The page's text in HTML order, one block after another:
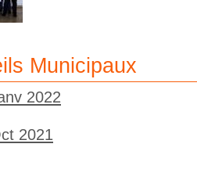
Municipaux
2022
2021